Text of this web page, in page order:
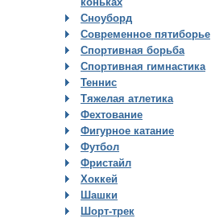
Сноуборд
Современное пятиборье
Спортивная борьба
Спортивная гимнастика
Теннис
Тяжелая атлетика
Фехтование
Фигурное катание
Футбол
Фристайл
Хоккей
Шашки
Шорт-трек